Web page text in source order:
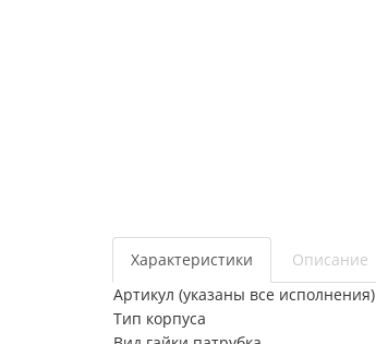
Характеристики
Описание
Артикул (указаны все исполнения)
Тип корпуса